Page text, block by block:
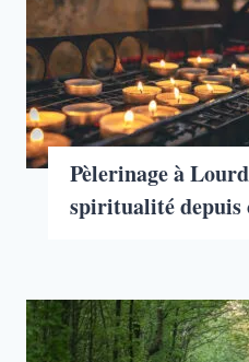
Pèlerinage à
spiritualité depuis